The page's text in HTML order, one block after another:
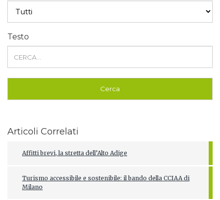
Testo
Articoli Correlati
Affitti brevi, la stretta dell’Alto Adige
Turismo accessibile e sostenibile: il bando della CCIAA di
Milano